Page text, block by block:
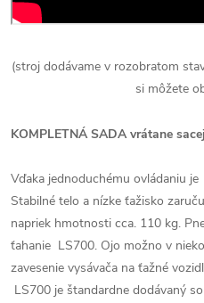
(stroj dodávame v rozobratom
si môžete
KOMPLETNÁ SADA vrátane
Vďaka jednoduchému ovládaniu
Stabilné telo a nízke ťažisko
napriek hmotnosti cca. 110 kg.
ťahanie LS700. Ojo možno v
zavesenie vysávača na ťažné
LS700 je štandardne dodávaný